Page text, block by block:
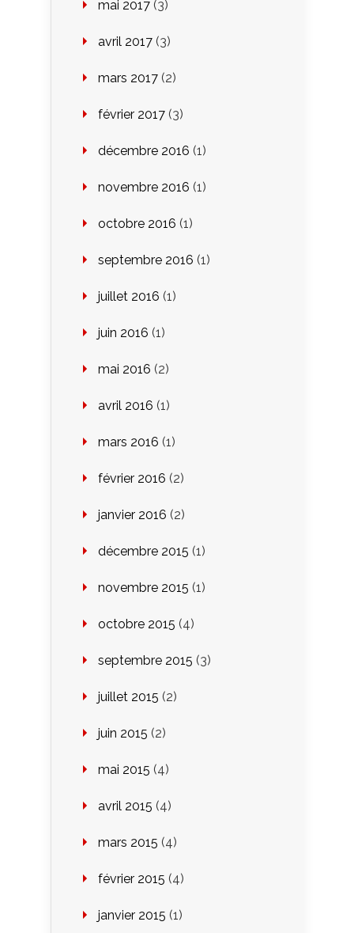
mai 2017 (3)
avril 2017 (3)
mars 2017 (2)
février 2017 (3)
décembre 2016 (1)
novembre 2016 (1)
octobre 2016 (1)
septembre 2016 (1)
juillet 2016 (1)
juin 2016 (1)
mai 2016 (2)
avril 2016 (1)
mars 2016 (1)
février 2016 (2)
janvier 2016 (2)
décembre 2015 (1)
novembre 2015 (1)
octobre 2015 (4)
septembre 2015 (3)
juillet 2015 (2)
juin 2015 (2)
mai 2015 (4)
avril 2015 (4)
mars 2015 (4)
février 2015 (4)
janvier 2015 (1)